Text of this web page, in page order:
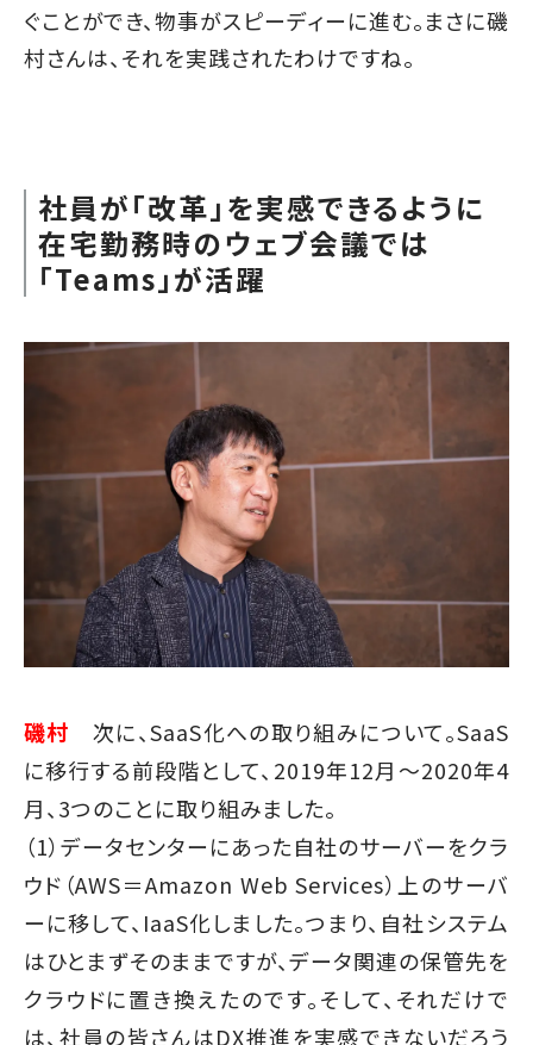
ぐことができ、物事がスピーディーに進む。まさに磯
村さんは、それを実践されたわけですね。
社員が「改革」を実感できるように
在宅勤務時のウェブ会議では
「Teams」が活躍
磯村 次に、SaaS化への取り組みについて。SaaS
に移行する前段階として、2019年12月～2020年4
月、3つのことに取り組みました。
（1）データセンターにあった自社のサーバーをクラ
ウド（AWS＝Amazon Web Services）上のサーバ
ーに移して、IaaS化しました。つまり、自社システム
はひとまずそのままですが、データ関連の保管先を
クラウドに置き換えたのです。そして、それだけで
は、社員の皆さんはDX推進を実感できないだろう